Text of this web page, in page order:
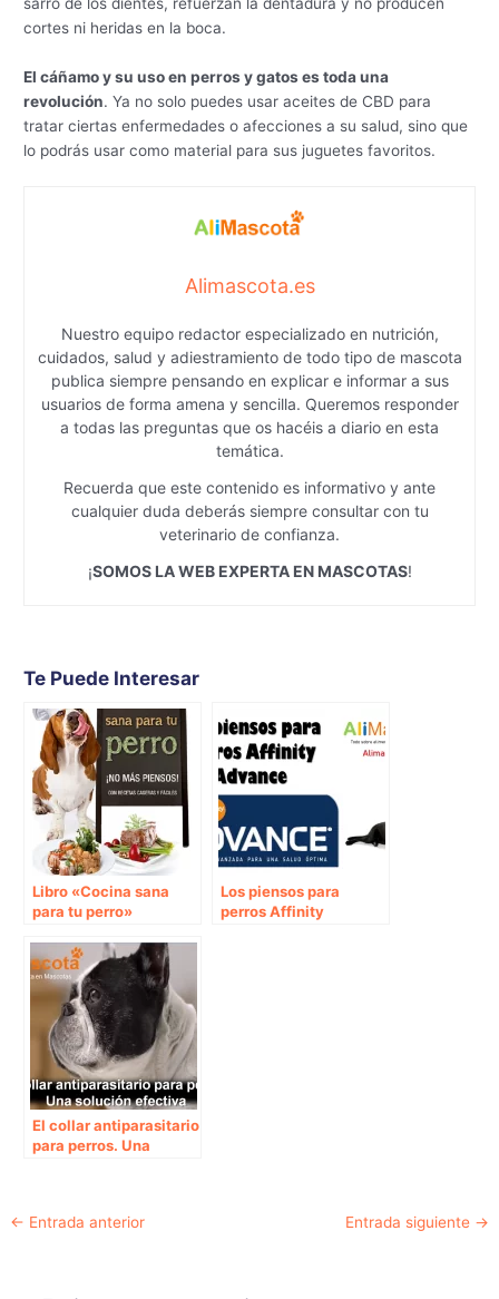
cortes ni heridas en la boca.
El cáñamo y su uso en perros y gatos es toda una
revolución. Ya no solo puedes usar aceites de CBD para
tratar ciertas enfermedades o afecciones a su salud, sino que
lo podrás usar como material para sus juguetes favoritos.
Alimascota.es
Nuestro equipo redactor especializado en nutrición,
cuidados, salud y adiestramiento de todo tipo de mascota
publica siempre pensando en explicar e informar a sus
usuarios de forma amena y sencilla. Queremos responder
a todas las preguntas que os hacéis a diario en esta
temática.
Recuerda que este contenido es informativo y ante
cualquier duda deberás siempre consultar con tu
veterinario de confianza.
¡SOMOS LA WEB EXPERTA EN MASCOTAS!
Te Puede Interesar
Libro «Cocina sana
para tu perro»
Los piensos para
perros Affinity
El collar antiparasitario
para perros. Una
Navegación
← Entrada anterior Entrada siguiente →